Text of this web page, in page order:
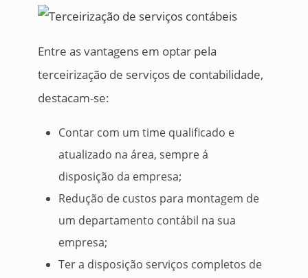
Entre as vantagens em optar pela
terceirização de serviços de contabilidade,
destacam-se:
Contar com um time qualificado e
atualizado na área, sempre á
disposição da empresa;
Redução de custos para montagem de
um departamento contábil na sua
empresa;
Ter a disposição serviços completos de